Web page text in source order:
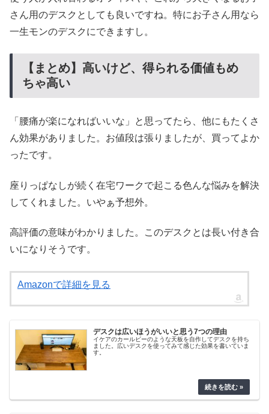
さん用のデスクとしても良いですね。特にお子さん用なら
一生モンのデスクにできますし。
【まとめ】高いけど、得られる価値もめ
ちゃ高い
「腰痛が楽になればいいな」と思ってたら、他にもたくさ
ん効果がありました。お値段は張りましたが、買ってよか
ったです。
座りっぱなしが続く在宅ワークで起こる色んな悩みを解決
してくれました。いやぁ予想外。
高評価の意味がわかりました。このデスクとは長い付き合
いになりそうです。
Amazonで詳細を見る
デスクは広いほうがいいと思う7つの理由
イケアのカールビーのような天板を自作してデスクを持ち
ました。広いデスクを使ってみて感じた効果を書いていま
す。